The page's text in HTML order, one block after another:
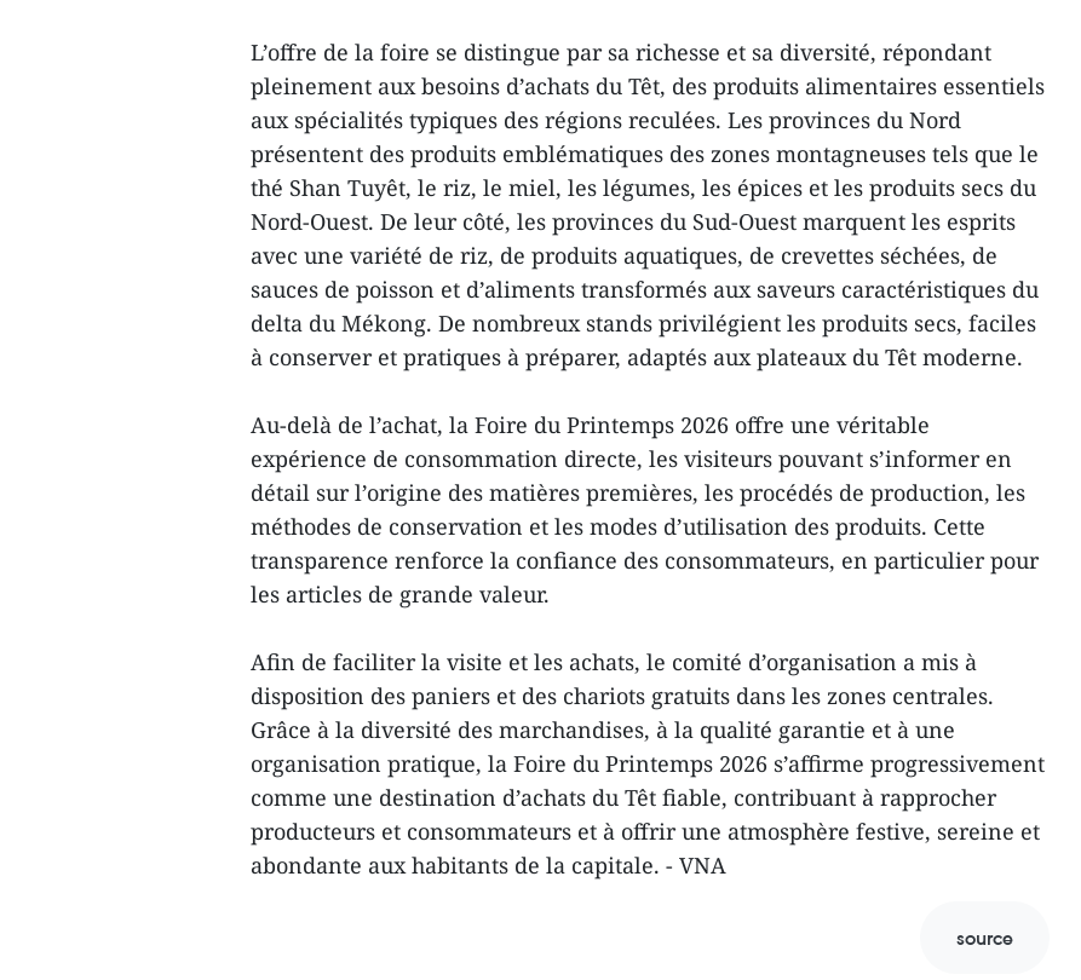
L’offre de la foire se distingue par sa richesse et sa diversité, répondant
pleinement aux besoins d’achats du Têt, des produits alimentaires essentiels
aux spécialités typiques des régions reculées. Les provinces du Nord
présentent des produits emblématiques des zones montagneuses tels que le
thé Shan Tuyêt, le riz, le miel, les légumes, les épices et les produits secs du
Nord-Ouest. De leur côté, les provinces du Sud-Ouest marquent les esprits
avec une variété de riz, de produits aquatiques, de crevettes séchées, de
sauces de poisson et d’aliments transformés aux saveurs caractéristiques du
delta du Mékong. De nombreux stands privilégient les produits secs, faciles
à conserver et pratiques à préparer, adaptés aux plateaux du Têt moderne.
Au-delà de l’achat, la Foire du Printemps 2026 offre une véritable
expérience de consommation directe, les visiteurs pouvant s’informer en
détail sur l’origine des matières premières, les procédés de production, les
méthodes de conservation et les modes d’utilisation des produits. Cette
transparence renforce la confiance des consommateurs, en particulier pour
les articles de grande valeur.
Afin de faciliter la visite et les achats, le comité d’organisation a mis à
disposition des paniers et des chariots gratuits dans les zones centrales.
Grâce à la diversité des marchandises, à la qualité garantie et à une
organisation pratique, la Foire du Printemps 2026 s’affirme progressivement
comme une destination d’achats du Têt fiable, contribuant à rapprocher
producteurs et consommateurs et à offrir une atmosphère festive, sereine et
abondante aux habitants de la capitale. - VNA
source